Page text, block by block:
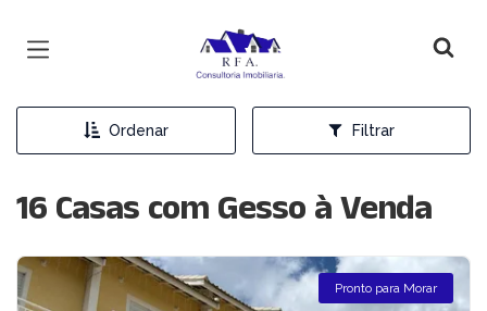
Página inicial
Ordenar Filtrar
16 Casas com Gesso à Venda
Pronto para Morar